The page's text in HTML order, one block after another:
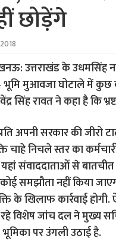
छोड़ेंगे
उत्तराखंड के
मुआवजा घोटाले में कुछ
सिंह रावत ने कहा है कि
प्रति अपनी सरकार की
चाहे निचले स्तर का
यहां संवाददाताओं से
कोई समझौता नहीं किया
के खिलाफ कार्रवाई
विशेष जांच दल ने मुख्य
पर उंगली उठाई है.